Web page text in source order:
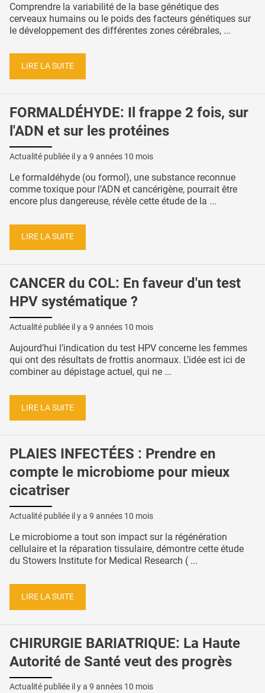
Comprendre la variabilité de la base génétique des
cerveaux humains ou le poids des facteurs génétiques sur
le développement des différentes zones cérébrales, ...
LIRE LA SUITE
FORMALDÉHYDE: Il frappe 2 fois, sur
l'ADN et sur les protéines
Actualité publiée il y a 9 années 10 mois
Le formaldéhyde (ou formol), une substance reconnue
comme toxique pour l’ADN et cancérigène, pourrait être
encore plus dangereuse, révèle cette étude de la ...
LIRE LA SUITE
CANCER du COL: En faveur d'un test
HPV systématique ?
Actualité publiée il y a 9 années 10 mois
Aujourd’hui l’indication du test HPV concerne les femmes
qui ont des résultats de frottis anormaux. L’idée est ici de
combiner au dépistage actuel, qui ne ...
LIRE LA SUITE
PLAIES INFECTÉES : Prendre en
compte le microbiome pour mieux
cicatriser
Actualité publiée il y a 9 années 10 mois
Le microbiome a tout son impact sur la régénération
cellulaire et la réparation tissulaire, démontre cette étude
du Stowers Institute for Medical Research ( ...
LIRE LA SUITE
CHIRURGIE BARIATRIQUE: La Haute
Autorité de Santé veut des progrès
Actualité publiée il y a 9 années 10 mois